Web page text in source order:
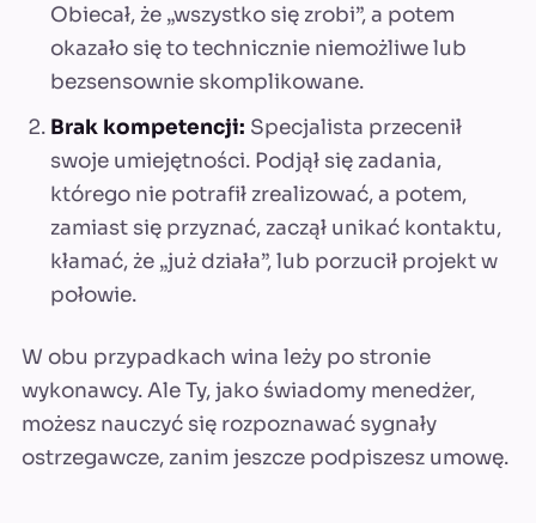
Obiecał, że „wszystko się zrobi”, a potem
okazało się to technicznie niemożliwe lub
bezsensownie skomplikowane.
Brak kompetencji: Specjalista przecenił
swoje umiejętności. Podjął się zadania,
którego nie potrafił zrealizować, a potem,
zamiast się przyznać, zaczął unikać kontaktu,
kłamać, że „już działa”, lub porzucił projekt w
połowie.
W obu przypadkach wina leży po stronie
wykonawcy. Ale Ty, jako świadomy menedżer,
możesz nauczyć się rozpoznawać sygnały
ostrzegawcze, zanim jeszcze podpiszesz umowę.